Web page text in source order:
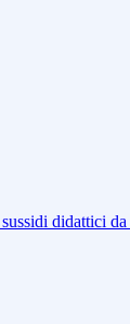
didattici da